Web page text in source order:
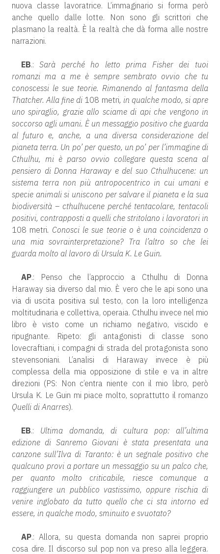
nuova classe lavoratrice. L’immaginario si forma però
anche quello dalle lotte. Non sono gli scrittori che
plasmano la realtà. È la realtà che dà forma alle nostre
narrazioni.
EB.:Sarà perché ho letto prima Fisher dei tuoi
romanzi ma a me è sempre sembrato ovvio che tu
conoscessi le sue teorie. Rimanendo al fantasma della
Thatcher. Alla fine di 108 metri, in qualche modo, si apre
uno spiraglio, grazie allo sciame di api che vengono in
soccorso agli umani. È un messaggio positivo che guarda
al futuro e, anche, a una diversa considerazione del
pianeta terra. Un po’ per questo, un po’ per l’immagine di
Cthulhu, mi è parso ovvio collegare questa scena al
pensiero di Donna Haraway e del suo Cthulhucene: un
sistema terra non più antropocentrico in cui umani e
specie animali si uniscono per salvare il pianeta e la sua
biodiversità – cthulhucene perché tentacolare, tentacoli
positivi, contrapposti a quelli che stritolano i lavoratori in
108 metri. Conosci le sue teorie o è una coincidenza o
una mia sovrainterpretazione? Tra l’altro so che lei
guarda molto al lavoro di Ursula K. Le Guin.
AP.: Penso che l’approccio a Cthulhu di Donna
Haraway sia diverso dal mio. È vero che le api sono una
via di uscita positiva sul testo, con la loro intelligenza
moltitudinaria e collettiva, operaia. Cthulhu invece nel mio
libro è visto come un richiamo negativo, viscido e
ripugnante. Ripeto: gli antagonisti di classe sono
lovecraftiani, i compagni di strada del protagonista sono
stevensoniani. L’analisi di Haraway invece è più
complessa della mia opposizione di stile e va in altre
direzioni (PS: Non c’entra niente con il mio libro, però
Ursula K. Le Guin mi piace molto, soprattutto il romanzo
Quelli di Anarres).
EB.: Ultima domanda, di cultura pop: all’ultima
edizione di Sanremo Giovani è stata presentata una
canzone sull’Ilva di Taranto: è un segnale positivo che
qualcuno provi a portare un messaggio su un palco che,
per quanto molto criticabile, riesce comunque a
raggiungere un pubblico vastissimo, oppure rischia di
venire inglobato da tutto quello che ci sta intorno ed
essere, in qualche modo, sminuito e svuotato?
AP.: Allora, su questa domanda non saprei proprio
cosa dire. Il discorso sul pop non va preso alla leggera.